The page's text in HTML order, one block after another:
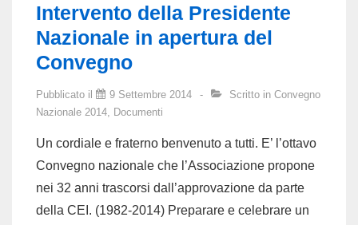
Nazionale
Intervento della Presidente
Nazionale in apertura del
Convegno
Pubblicato il 9 Settembre 2014 Scritto in Convegno
Nazionale 2014, Documenti
Un cordiale e fraterno benvenuto a tutti. E’ l’ottavo
Convegno nazionale che l’Associazione propone
nei 32 anni trascorsi dall’approvazione da parte
della CEI. (1982-2014) Preparare e celebrare un